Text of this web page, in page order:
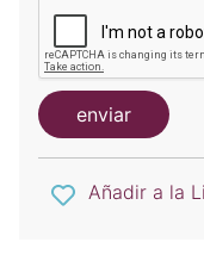
enviar
Añadir a la